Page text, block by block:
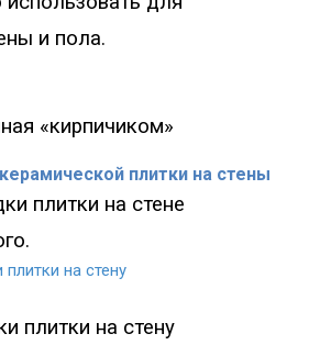
и пола.
«кирпичиком»
плитки на стены
плитки на стене
плитки на стену